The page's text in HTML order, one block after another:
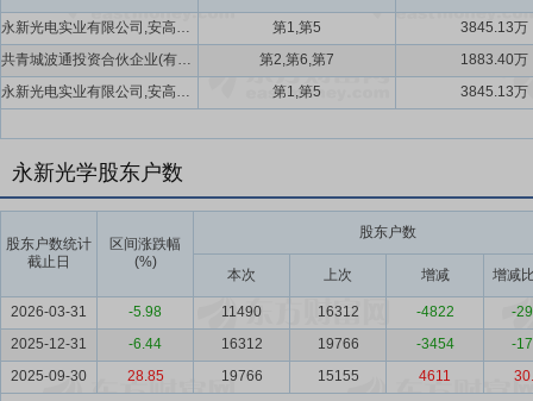
永新光电实业有限公司,安高国际资源有限公司 第1,第5
3845.13万
共青城波通投资合伙企业(有限合伙),宁波新颢企业管理咨询合伙企业(有限合伙),毛磊
第2,第6,第7
1883.40万
永新光电实业有限公司,安高国际资源有限公司
第1,第5 3845.13万
永新光学股东户数
股东户数统计
截止日
区间涨跌幅
(%)
股东户数
本次 上次 增减 增减
2026-03-31 -5.98 11490 16312 -4822
-
2025-12-31
-6.44 16312 19766 -3454
-
2025-09-30
28.85 19766 15155 4611